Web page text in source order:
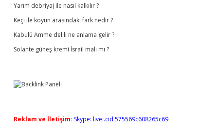
Yarım debriyaj ile nasıl kalkılır ?
Keçi ile koyun arasındaki fark nedir ?
Kabulü Amme delili ne anlama gelir ?
Solante güneş kremi İsrail malı mı ?
Reklam ve İletişim: Skype: live:.cid.575569c608265c69